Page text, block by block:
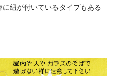
紐が付いているタイプもある